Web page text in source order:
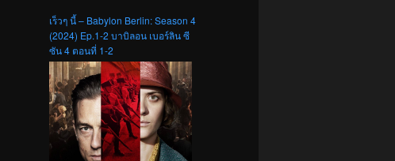
เร็วๆ นี้ – Babylon Berlin: Season 4
(2024) Ep.1-2 บาบิลอน เบอร์ลิน ซี
ซัน 4 ตอนที่ 1-2